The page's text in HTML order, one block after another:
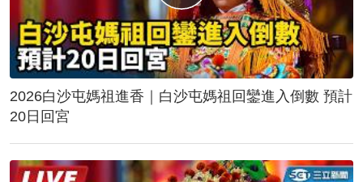
2026白沙屯媽祖進香｜白沙屯媽祖回鑾進入倒數 預計
20日回宮